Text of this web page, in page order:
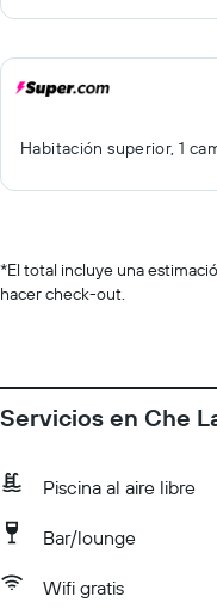
Habitación superior, 1
*El total incluye una
hacer check-out.
Servicios en Che
Piscina al aire libre
Bar/lounge
Wifi gratis